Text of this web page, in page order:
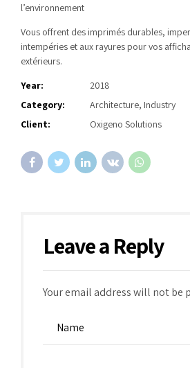
l’environnement
Vous offrent des imprimés durables,
intempéries et aux rayures pour vos
extérieurs.
Year:
2018
Category:
Architecture, Industry
Client:
Oxigeno Solutions
Leave a Reply
Your email address will not be